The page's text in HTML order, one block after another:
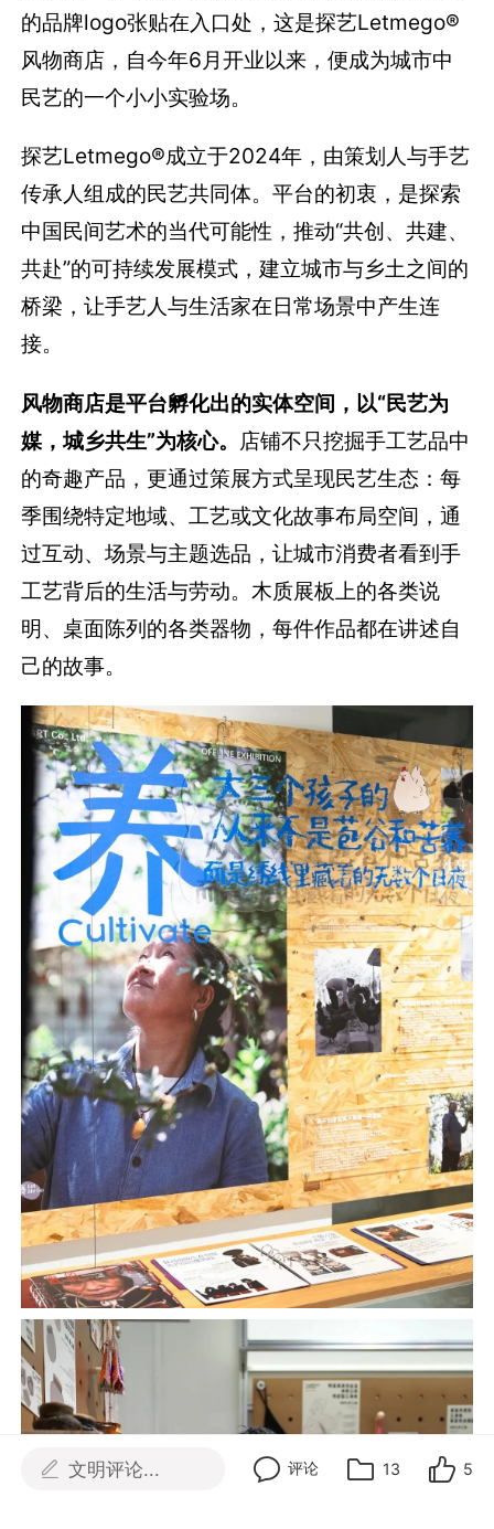
的品牌logo张贴在入口处，这是探艺Letmego®
风物商店，自今年6月开业以来，便成为城市中
民艺的一个小小实验场。
探艺Letmego®成立于2024年，由策划人与手艺
传承人组成的民艺共同体。平台的初衷，是探索
中国民间艺术的当代可能性，推动“共创、共建、
共赴”的可持续发展模式，建立城市与乡土之间的
桥梁，让手艺人与生活家在日常场景中产生连
接。
风物商店是平台孵化出的实体空间，以“民艺为
媒，城乡共生”为核心。 店铺不只挖掘手工艺品中
的奇趣产品，更通过策展方式呈现民艺生态：每
季围绕特定地域、工艺或文化故事布局空间，通
过互动、场景与主题选品，让城市消费者看到手
工艺背后的生活与劳动。木质展板上的各类说
明、桌面陈列的各类器物，每件作品都在讲述自
己的故事。
文明评论... 评论 13 5